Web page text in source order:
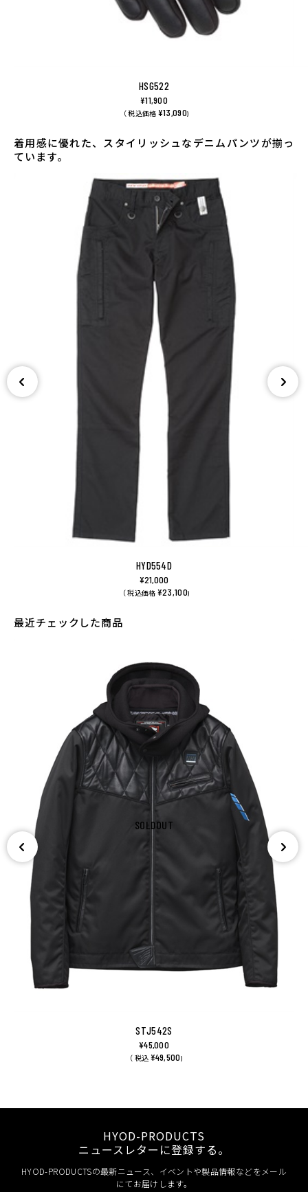
HSG522
¥11,900
（ 税込価格 ¥13,090)
着用感に優れた、スタイリッシュなデニムパンツが揃っ
ています。
HYD554D
¥21,000
（ 税込価格 ¥23,100)
最近チェックした商品
SOLDOUT
STJ542S
¥45,000
（ 税込 ¥49,500)
HYOD-PRODUCTS
ニュースレターに登録する。
HYOD-PRODUCTSの最新ニュース、イベントや製品情報などをメール
にてお届けします。